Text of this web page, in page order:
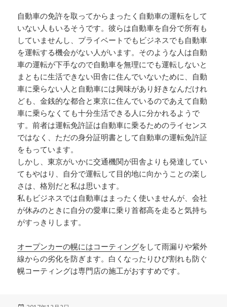
自動車の免許を取ってからまったく自動車の運転をして
いない人もいるそうです。彼らは自動車を自分で所有も
していませんし、プライベートでもビジネスでも自動車
を運転する機会がない人がいます。そのような人は自動
車の運転が下手なので自動車を無理にでも運転しないと
まともに生活できない田舎に住んでいないために、自動
車に乗らない人と自動車には興味があり好きなんだけれ
ども、金銭的な都合と東京に住んでいるのであえて自動
車に乗らなくても十分生活できる人に分かれるようで
す。前者は運転免許証は自動車に乗るためのライセンス
ではなく、ただの身分証明書として自動車の運転免許証
をもっています。
しかし、東京がいかに交通機関が田舎よりも発達してい
てもやはり、自分で運転して目的地に向かうことの楽し
さは、格別だと私は思います。
私もビジネスでは自動車はまったく使いませんが、会社
が休みのときに自分の愛車に乗り首都高を走ると気持ち
がすっきりします。
オープンカーの幌にはコーティングをして雨漏りや紫外
線からの劣化を防ぎます。白くなったりひび割れも防ぐ
幌コーティングは専門店の施工がおすすめです。